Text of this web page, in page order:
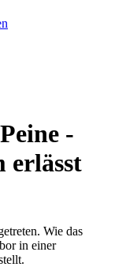
-
erlässt
Wie das
in einer